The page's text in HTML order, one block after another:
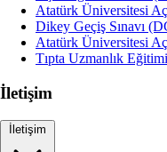
Atatürk Üniversitesi
Dikey Geçiş Sınavı
Atatürk Üniversitesi
Tıpta Uzmanlık
İletişim
İletişim